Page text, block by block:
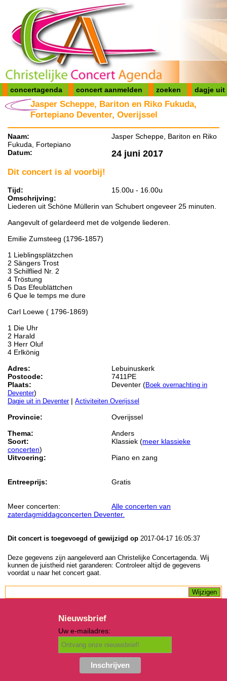
concertagenda concert aanmelden zoeken dagje uit
Jasper Scheppe, Bariton en Riko Fukuda,
Fortepiano Deventer, Overijssel
Naam:
Jasper Scheppe, Bariton en Riko
Fukuda, Fortepiano
Datum:
24 juni 2017
Dit concert is al voorbij!
Tijd:
15.00u - 16.00u
Omschrijving:
Liederen uit Schöne Müllerin van Schubert ongeveer 25 minuten.
Aangevult of gelardeerd met de volgende liederen.
Emilie Zumsteeg (1796-1857)
1 Lieblingsplätzchen
2 Sängers Trost
3 Schilflied Nr. 2
4 Tröstung
5 Das Efeublättchen
6 Que le temps me dure
Carl Loewe ( 1796-1869)
1 Die Uhr
2 Harald
3 Herr Oluf
4 Erlkönig
Adres:
Lebuinuskerk
Postcode:
7411PE
Plaats:
Deventer (Boek overnachting in
Deventer)
Dagje uit in Deventer| Activiteiten Overijssel
Provincie:
Overijssel
Thema:
Anders
Soort:
Klassiek (meer klassieke
concerten)
Uitvoering:
Piano en zang
Entreeprijs: Gratis
Meer concerten:
Alle concerten van
zaterdagmiddagconcerten Deventer.
Dit concert is toegevoegd of gewijzigd op 2017-04-17 16:05:37
Deze gegevens zijn aangeleverd aan Christelijke Concertagenda. Wij
kunnen de juistheid niet garanderen: Controleer altijd de gegevens
voordat u naar het concert gaat.
Nieuwsbrief
Uw e-mailadres: